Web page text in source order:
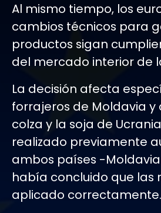
Al mismo tiempo, los
cambios técnicos para
productos sigan
del mercado interior de
La decisión afecta
forrajeros de Moldavia
colza y la soja de
realizado previamente
ambos países -Moldavia
había concluido que
aplicado correctamente.